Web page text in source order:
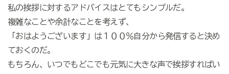
私の挨拶に対するアドバイスはとてもシンプルだ。
複雑なことや余計なことを考えず、
「おはようございます」は１００％自分から発信すると決め
ておくのだ。
もちろん、いつでもどこでも元気に大きな声で挨拶すればい